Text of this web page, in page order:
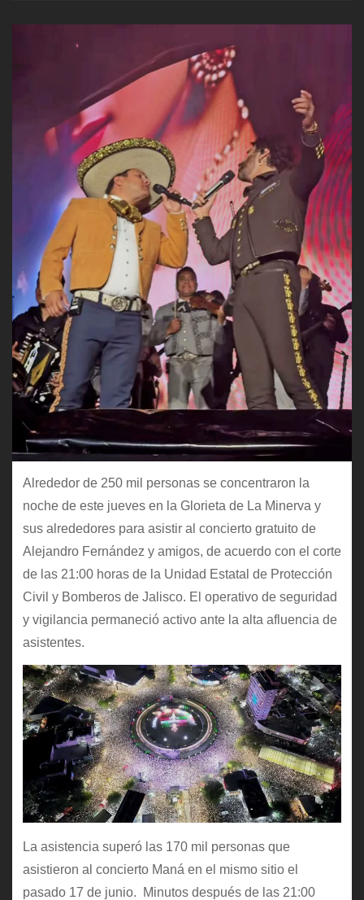
Alrededor de 250 mil personas se concentraron la
noche de este jueves en la Glorieta de La Minerva y
sus alrededores para asistir al concierto gratuito de
Alejandro Fernández y amigos, de acuerdo con el corte
de las 21:00 horas de la Unidad Estatal de Protección
Civil y Bomberos de Jalisco. El operativo de seguridad
y vigilancia permaneció activo ante la alta afluencia de
asistentes.
La asistencia superó las 170 mil personas que
asistieron al concierto Maná en el mismo sitio el
pasado 17 de junio. Minutos después de las 21:00